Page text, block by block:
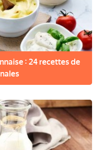
: 24 recettes de